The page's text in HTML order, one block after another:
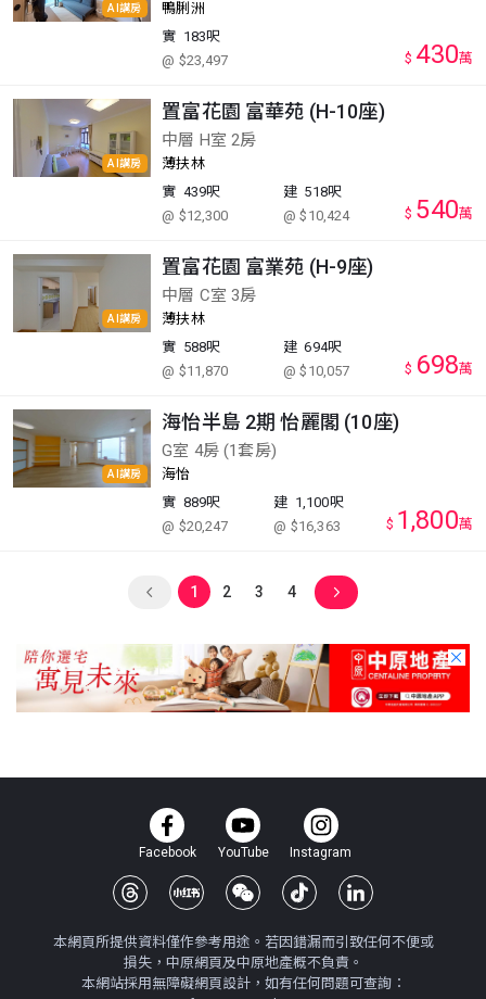
AI講房
鴨脷洲
實 183呎
@ $23,497
$ 430萬
AI講房
置富花園 富華苑 (H-10座)
中層 H室 2房
薄扶林
實 439呎
@ $12,300
建 518呎
@ $10,424
$ 540萬
AI講房
置富花園 富業苑 (H-9座)
中層 C室 3房
薄扶林
實 588呎
@ $11,870
建 694呎
@ $10,057
$ 698萬
AI講房
海怡半島 2期 怡麗閣 (10座)
G室 4房 (1套房)
海怡
實 889呎
@ $20,247
建 1,100呎
@ $16,363
$ 1,800萬
1 2 3 4
Facebook YouTube Instagram
本網頁所提供資料僅作參考用途。若因錯漏而引致任何不便或
損失，中原網頁及中原地產概不負責。
本網站採用無障礙網頁設計，如有任何問題可查詢：